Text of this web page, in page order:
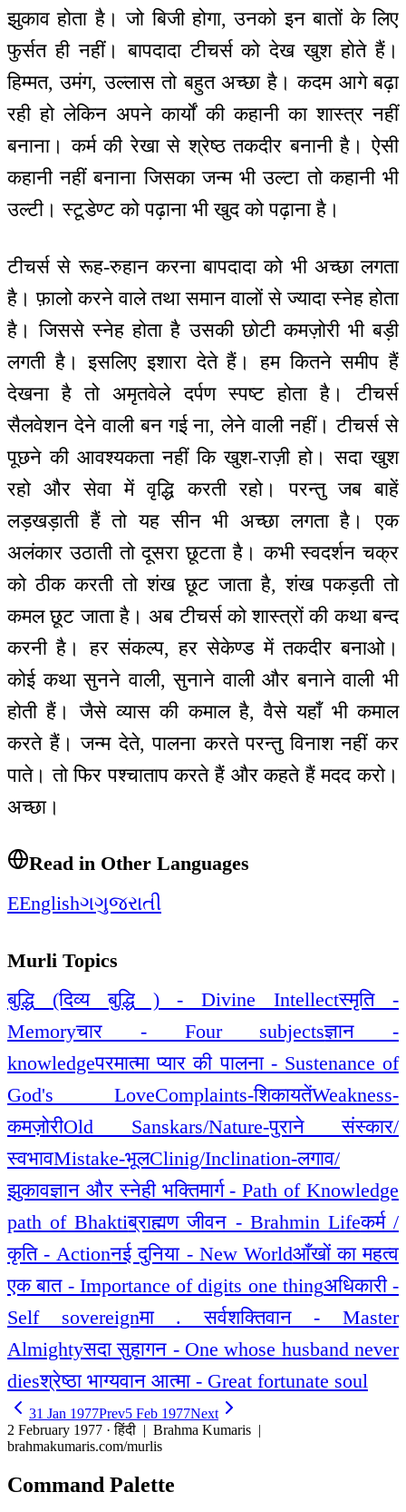
झुकाव होता है। जो बिजी होगा, उनको इन बातों के लिए
फुर्सत ही नहीं। बापदादा टीचर्स को देख खुश होते हैं।
हिम्मत, उमंग, उल्लास तो बहुत अच्छा है। कदम आगे बढ़ा
रही हो लेकिन अपने कार्यों की कहानी का शास्त्र नहीं
बनाना। कर्म की रेखा से श्रेष्ठ तकदीर बनानी है। ऐसी
कहानी नहीं बनाना जिसका जन्म भी उल्टा तो कहानी भी
उल्टी। स्टूडेण्ट को पढ़ाना भी खुद को पढ़ाना है।
टीचर्स से रूह-रुहान करना बापदादा को भी अच्छा लगता
है। फ़ालो करने वाले तथा समान वालों से ज्यादा स्नेह होता
है। जिससे स्नेह होता है उसकी छोटी कमज़ोरी भी बड़ी
लगती है। इसलिए इशारा देते हैं। हम कितने समीप हैं
देखना है तो अमृतवेले दर्पण स्पष्ट होता है। टीचर्स
सैलवेशन देने वाली बन गई ना, लेने वाली नहीं। टीचर्स से
पूछने की आवश्यकता नहीं कि खुश-राज़ी हो। सदा खुश
रहो और सेवा में वृद्धि करती रहो। परन्तु जब बाहें
लड़खड़ाती हैं तो यह सीन भी अच्छा लगता है। एक
अलंकार उठाती तो दूसरा छूटता है। कभी स्वदर्शन चक्र
को ठीक करती तो शंख छूट जाता है, शंख पकड़ती तो
कमल छूट जाता है। अब टीचर्स को शास्त्रों की कथा बन्द
करनी है। हर संकल्प, हर सेकेण्ड में तकदीर बनाओ।
कोई कथा सुनने वाली, सुनाने वाली और बनाने वाली भी
होती हैं। जैसे व्यास की कमाल है, वैसे यहाँ भी कमाल
करते हैं। जन्म देते, पालना करते परन्तु विनाश नहीं कर
पाते। तो फिर पश्चाताप करते हैं और कहते हैं मदद करो।
अच्छा।
Read in Other Languages
EEnglishગગુજરાતી
Murli Topics
बुद्धि (दिव्य बुद्धि ) - Divine Intellectस्मृति -
Memoryचार - Four subjectsज्ञान -
knowledgeपरमात्मा प्यार की पालना - Sustenance of
God's LoveComplaints-शिकायतेंWeakness-
कमज़ोरीOld Sanskars/Nature-पुराने संस्कार/
स्वभावMistake-भूलClinig/Inclination-लगाव/
झुकावज्ञान और स्नेही भक्तिमार्ग - Path of Knowledge
path of Bhaktiब्राह्मण जीवन - Brahmin Lifeकर्म /
कृति - Actionनई दुनिया - New Worldआँखों का महत्व
एक बात - Importance of digits one thingअधिकारी -
Self sovereignमा . सर्वशक्तिवान - Master
Almightyसदा सुहागन - One whose husband never
diesश्रेष्ठा भाग्यवान आत्मा - Great fortunate soul
31 Jan 1977Prev5 Feb 1977Next
2 February 1977 · हिंदी | Brahma Kumaris |
brahmakumaris.com/murlis
Command Palette